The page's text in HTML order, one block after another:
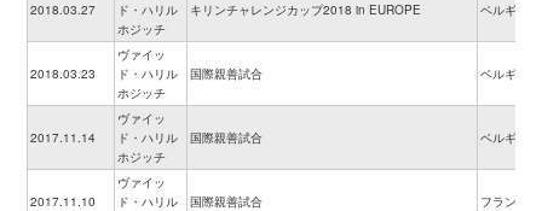
2018.03.27
ド・ハリル
ホジッチ
キリンチャレンジカップ2018 in EUROPE ベルギー
2018.03.23
ヴァイッ
ド・ハリル
ホジッチ
国際親善試合 ベルギー
2017.11.14
ヴァイッ
ド・ハリル
ホジッチ
国際親善試合 ベルギー
2017.11.10
ヴァイッ
ド・ハリル
国際親善試合 フランス